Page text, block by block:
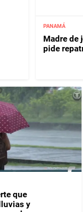
PANAMÁ
Madre de
pide
que
y